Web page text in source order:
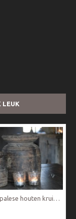
LEUK
Hoffz Nepalese houten kruik Nr 2